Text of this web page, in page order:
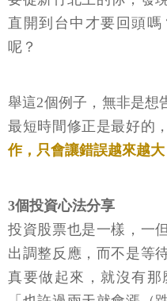
直開到台中才要回頭
呢？
舉這2個例子，無非是想
最短時間修正是最好的，
作，只會讓錯誤越來越
3個投資心法分享
投資股票也是一樣，一
出調整反應，而不是等
真要做起來，就沒有那